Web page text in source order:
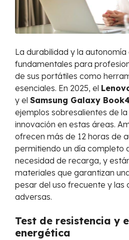
La durabilidad y la
fundamentales para
de sus portátiles como
esenciales. En 2025, el
y el Samsung Galaxy
ejemplos sobresalientes de
innovación en estas áreas.
ofrecen más de 12 horas de
permitiendo un día completo
necesidad de recarga, y
materiales que garantizan
pesar del uso frecuente y las
adversas.
Test de resistencia y
energética